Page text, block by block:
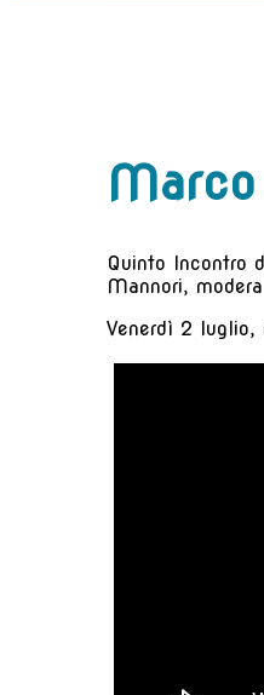
Quinto Incontro
Mannori,
Venerdì 2 luglio,